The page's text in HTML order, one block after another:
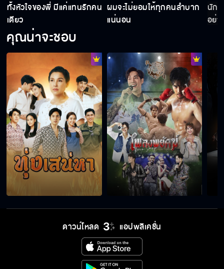
ผมอยากให้น้าช่วยดูแทนรักให้หน่อยครับ
ฉันจะไปตามหาแทนรักให้แกเอง
ตอนฉันบาดเจ็บสาหัส เธอหายไปไหนมา
ที่เคยสอนไปเคยจำได้บ้างมั้ย
อะไรที่ทำให้แกหายโกรธได้ บอกฉันมาเถอะ
ทั้งหัวใจของพี่ มีแค่แทนรักคน
เดียว
ผมจะไม่ยอมให้ทุกคนลำบาก
แน่นอน
นักสู้
อย่า
คุณน่าจะชอบ
ดาวน์โหลด แอปพลิเคชั่น